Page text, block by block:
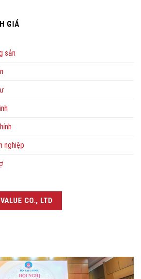
GIÁ
sản
nghiệp
CO., LTD